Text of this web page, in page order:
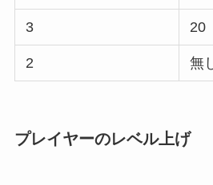
3 20
2 無
プレイヤーのレベル上げ